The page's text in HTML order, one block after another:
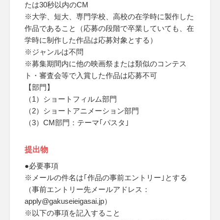
たは30秒以内のCM
※大学、短大、専門学校、高校の在学時に製作した
作品であること（応募の段階で卒業していても、在
学時に制作した作品は応募対象とする）
※ジャンルは不問
※募集期間内に他の映画祭または類似のコンテス
ト・審査会等で入賞した作品は応募不可
【部門】
（1）ショートフィルム部門
（2）ショートアニメーション部門
（3）CM部門：テーマ｢パスタ｣
提出物
●必要事項
※メールの件名は｢作品の事前エントリー｣とする
（事前エントリー先メールアドレス：
apply@gakuseieigasai.jp）
※以下の事項を記入すること